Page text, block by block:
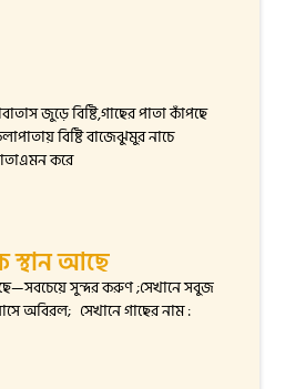
জুড়ে বিষ্টি,গাছের পাতা কাঁপছে
বিষ্টি বাজেঝুমুর নাচে
করে
স্থান আছে
সুন্দর করুণ ;সেখানে সবুজ
অবিরল; সেখানে গাছের নাম :